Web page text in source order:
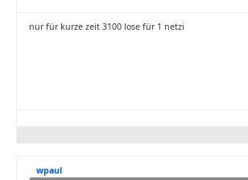
nur für kurze zeit 3100 lose für 1 netzi
wpaul